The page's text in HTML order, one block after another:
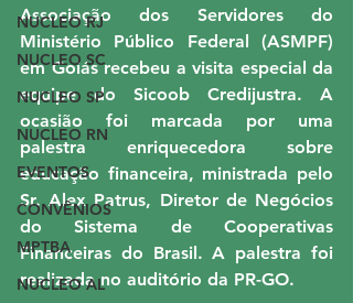
NUCLEO RJ
NUCLEO SC
NUCLEO SP
NUCLEO RN
EVENTOS
CONVÊNIOS
MPTBA
NUCLEO AL
Associação dos Servidores do
Ministério Público Federal (ASMPF)
em Goiás recebeu a visita especial da
equipe do Sicoob Credijustra. A
ocasião foi marcada por uma
palestra enriquecedora sobre
educação financeira, ministrada pelo
Sr. Alex Patrus, Diretor de Negócios
do Sistema de Cooperativas
Financeiras do Brasil. A palestra foi
realizada no auditório da PR-GO.